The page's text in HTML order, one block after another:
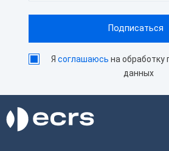
Ясоглашаюсь на обработку
данных